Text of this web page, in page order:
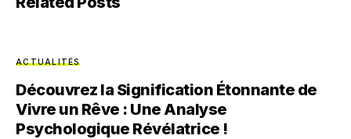
ACTUALITÉS
Découvrez la Signification Étonnante de
Vivre un Rêve : Une Analyse
Psychologique Révélatrice !